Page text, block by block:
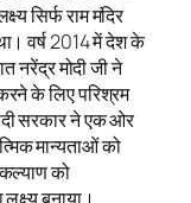
सिर्फ राम मंदिर
वर्ष 2014 में देश के
नरेंद्र मोदी जी ने
के लिए परिश्रम
सरकार ने एक ओर
मान्यताओं को
को